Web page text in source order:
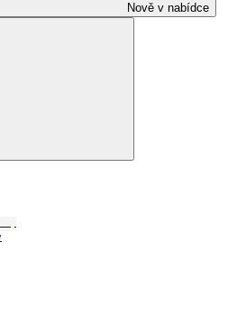
Nově v nabídce